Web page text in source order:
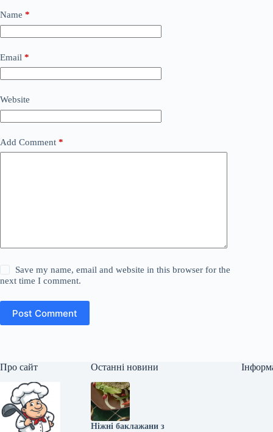
Name *
Email *
Website
Add Comment *
Save my name, email and website in this browser for the
next time I comment.
Post Comment
Про сайт Останні новини
Ніжні баклажани з